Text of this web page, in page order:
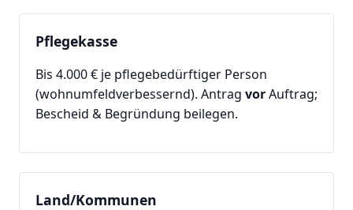
Pflegekasse
Bis 4.000 € je pflegebedürftiger Person
(wohnumfeldverbessernd). Antrag vorAuftrag;
Bescheid & Begründung beilegen.
Land/Kommunen